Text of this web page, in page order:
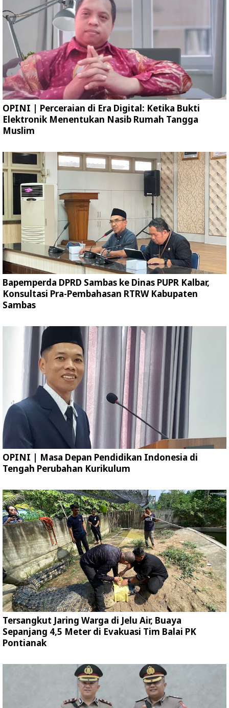
OPINI | Perceraian di Era Digital: Ketika Bukti
Elektronik Menentukan Nasib Rumah Tangga
Muslim
Bapemperda DPRD Sambas ke Dinas PUPR Kalbar,
Konsultasi Pra-Pembahasan RTRW Kabupaten
Sambas
OPINI | Masa Depan Pendidikan Indonesia di
Tengah Perubahan Kurikulum
Tersangkut Jaring Warga di Jelu Air, Buaya
Sepanjang 4,5 Meter di Evakuasi Tim Balai PK
Pontianak